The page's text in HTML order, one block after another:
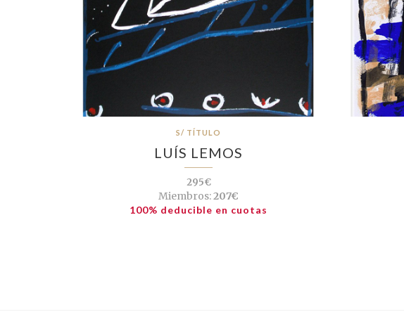
S/ TÍTULO
LUÍS LEMOS
295€
Miembros:207€
100% deducible en cuotas